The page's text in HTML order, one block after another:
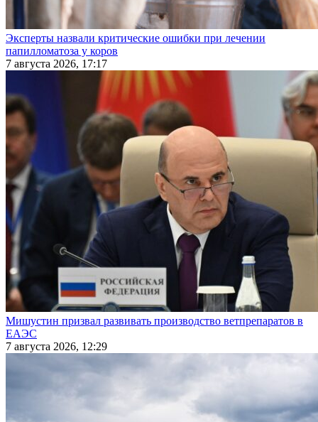
Эксперты назвали критические ошибки при лечении
папилломатоза у коров
7 августа 2026, 17:17
Мишустин призвал развивать производство ветпрепаратов в
ЕАЭС
7 августа 2026, 12:29